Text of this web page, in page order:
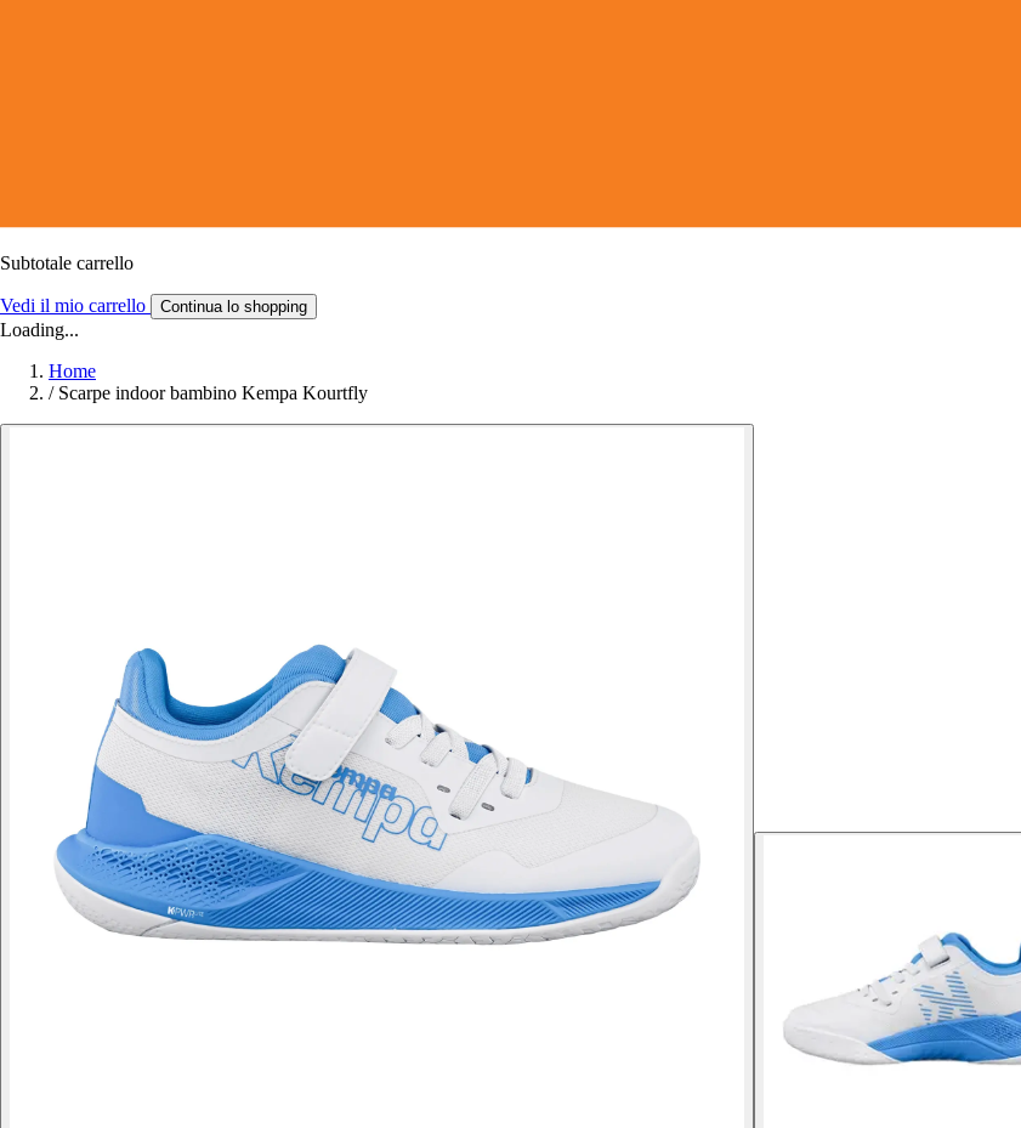
Subtotale carrello
Vedi il mio carrello Continua lo shopping
Loading...
Home
/ Scarpe indoor bambino Kempa Kourtfly